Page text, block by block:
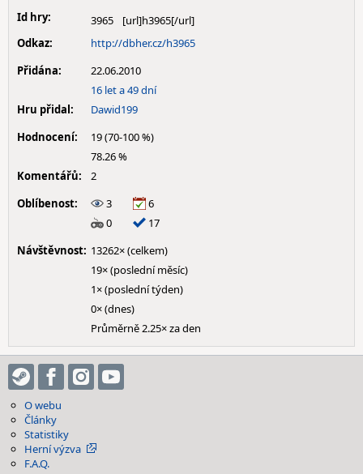
Id hry:
3965
Odkaz:
http://dbher.cz/h3965
Přidána:
22.06.2010
16 let a 49 dní
Hru přidal:
Dawid199
Hodnocení:
19 (70-100 %)
78.26 %
Komentářů:
2
Oblíbenost:
3
6
0
17
Návštěvnost: 13262× (celkem)
19× (poslední měsíc)
1× (poslední týden)
0× (dnes)
Průměrně 2.25× za den
O webu
Články
Statistiky
Herní výzva
F.A.Q.